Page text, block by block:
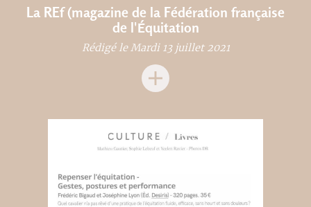
La REf (magazine de la Fédération française
de l'Équitation
Rédigé le Mardi 13 juillet 2021